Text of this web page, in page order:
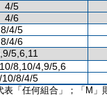
4/5
4/6
8/4/5
8/4/6
5,6,11
8,10/4,9/5,6
10/8/4/5
「任何組合」；「M」